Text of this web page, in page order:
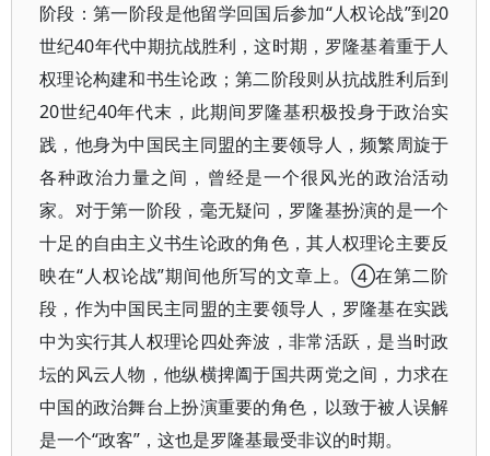
阶段：第一阶段是他留学回国后参加“人权论战”到20
世纪40年代中期抗战胜利，这时期，罗隆基着重于人
权理论构建和书生论政；第二阶段则从抗战胜利后到
20世纪40年代末，此期间罗隆基积极投身于政治实
践，他身为中国民主同盟的主要领导人，频繁周旋于
各种政治力量之间，曾经是一个很风光的政治活动
家。对于第一阶段，毫无疑问，罗隆基扮演的是一个
十足的自由主义书生论政的角色，其人权理论主要反
映在“人权论战”期间他所写的文章上。④在第二阶
段，作为中国民主同盟的主要领导人，罗隆基在实践
中为实行其人权理论四处奔波，非常活跃，是当时政
坛的风云人物，他纵横捭阖于国共两党之间，力求在
中国的政治舞台上扮演重要的角色，以致于被人误解
是一个“政客”，这也是罗隆基最受非议的时期。